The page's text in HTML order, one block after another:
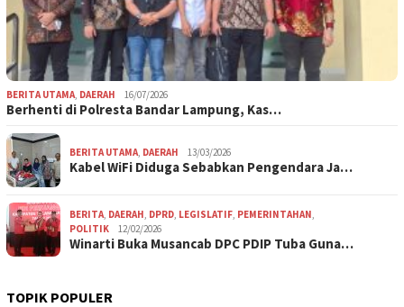
BERITA UTAMA, DAERAH 16/07/2026
Berhenti di Polresta Bandar Lampung, Kas…
BERITA UTAMA, DAERAH 13/03/2026
Kabel WiFi Diduga Sebabkan Pengendara Ja…
BERITA, DAERAH, DPRD, LEGISLATIF, PEMERINTAHAN,
POLITIK
12/02/2026
Winarti Buka Musancab DPC PDIP Tuba Guna…
TOPIK POPULER